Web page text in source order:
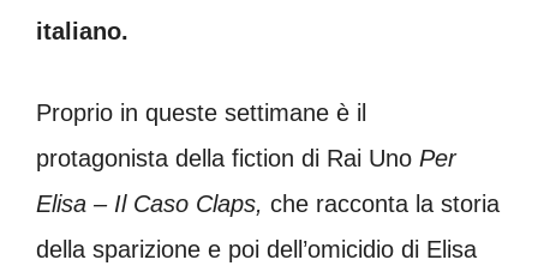
italiano.
Proprio in queste settimane è il
protagonista della fiction di Rai Uno Per
Elisa – Il Caso Claps, che racconta la storia
della sparizione e poi dell’omicidio di Elisa